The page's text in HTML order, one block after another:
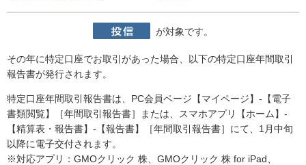
が対象です。
その年に特定口座でお取引があった場合、以下の特定口座年間取引
報告書が発行されます。
特定口座年間取引報告書は、PC会員ページ【マイページ】-【電子
書類閲覧】［年間取引報告書］または、スマホアプリ【ホーム】-
【精算表・報告書】-【報告書】［年間取引報告書］にて、1月中旬
以降に電子交付されます。
※対応アプリ：GMOクリック 株、GMOクリック 株 for iPad、